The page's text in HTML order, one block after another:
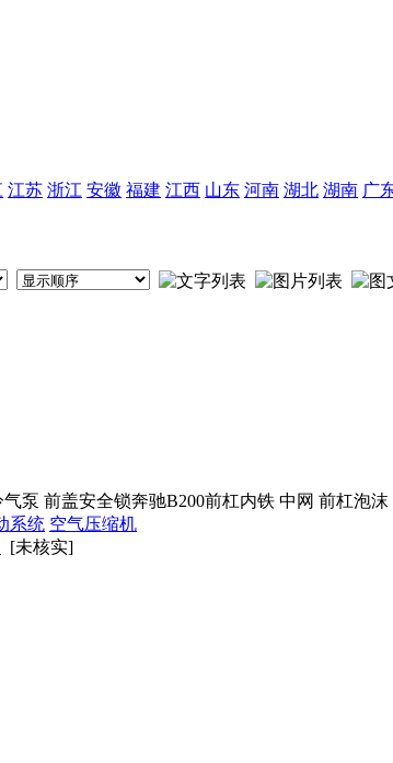
江苏 浙江 安徽 福建 江西 山东 河南 湖北 湖南 广
泵 前盖安全锁奔驰B200前杠内铁 中网 前杠泡
系统 空气压缩机
[未核实]